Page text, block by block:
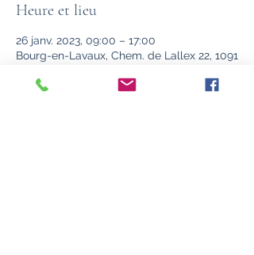
Heure et lieu
26 janv. 2023, 09:00 – 17:00
Bourg-en-Lavaux, Chem. de Lallex 22, 1091